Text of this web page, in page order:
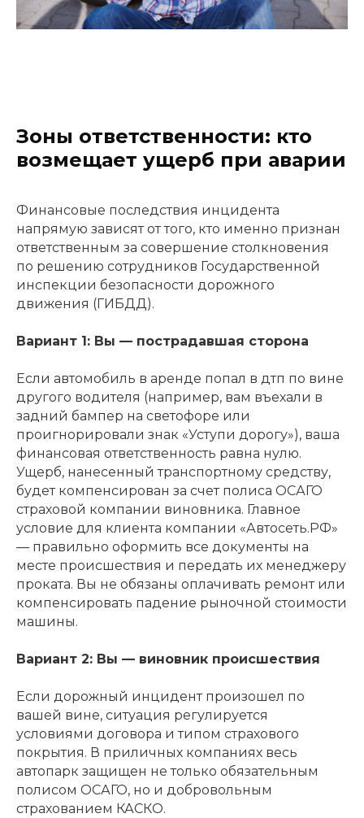
Зоны ответственности: кто
возмещает ущерб при аварии
Финансовые последствия инцидента
напрямую зависят от того, кто именно признан
ответственным за совершение столкновения
по решению сотрудников Государственной
инспекции безопасности дорожного
движения (ГИБДД).
Вариант 1: Вы — пострадавшая сторона
Если автомобиль в аренде попал в дтп по вине
другого водителя (например, вам въехали в
задний бампер на светофоре или
проигнорировали знак «Уступи дорогу»), ваша
финансовая ответственность равна нулю.
Ущерб, нанесенный транспортному средству,
будет компенсирован за счет полиса ОСАГО
страховой компании виновника. Главное
условие для клиента компании «Автосеть.РФ»
— правильно оформить все документы на
месте происшествия и передать их менеджеру
проката. Вы не обязаны оплачивать ремонт или
компенсировать падение рыночной стоимости
машины.
Вариант 2: Вы — виновник происшествия
Если дорожный инцидент произошел по
вашей вине, ситуация регулируется
условиями договора и типом страхового
покрытия. В приличных компаниях весь
автопарк защищен не только обязательным
полисом ОСАГО, но и добровольным
страхованием КАСКО.